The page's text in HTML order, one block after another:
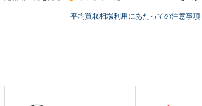
平均買取相場利用にあたっての注意事項